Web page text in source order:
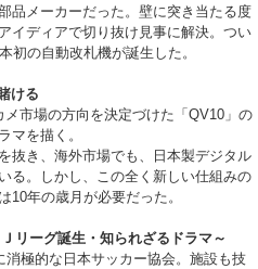
品メーカーだった。壁に突き当たる度
イディアで切り抜け見事に解決。つい
初の自動改札機が誕生した。
ける
市場の方向を決定づけた「QV10」の
マを描く。
抜き、海外市場でも、日本製デジタル
る。しかし、この全く新しい仕組みの
10年の歳月が必要だった。
リーグ誕生・知られざるドラマ～
消極的な日本サッカー協会。施設も技